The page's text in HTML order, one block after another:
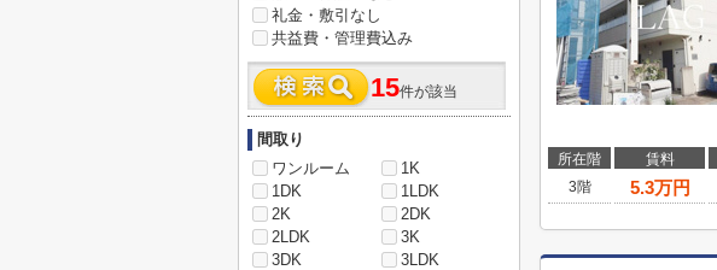
所在階 賃料
3階
5.3万円
礼金・敷引なし
共益費・管理費込み
15件が該当
間取り
ワンルーム
1K
1DK
1LDK
2K
2DK
2LDK
3K
3DK
3LDK